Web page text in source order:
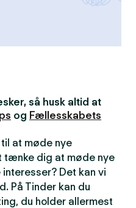
så husk altid at
og Fællesskabets
at møde nye
tænke dig at møde nye
Det kan vi
På Tinder kan du
du holder allermest